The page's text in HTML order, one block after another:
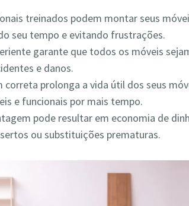
treinados podem montar seus
seu tempo e evitando frustrações.
garante que todos os móveis
e danos.
correta prolonga a vida útil dos seus
e funcionais por mais tempo.
pode resultar em economia de
ou substituições prematuras.